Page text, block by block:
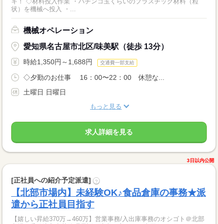
状）を機械へ投入 ・...
機械オペレーション
愛知県名古屋市北区/味美駅（徒歩 13分）
時給1,350円～1,688円 交通費一部支給
◇夕勤のお仕事 16：00〜22：00 休憩な...
土曜日 日曜日
もっと見る
求人詳細を見る
3日以内公開
[正社員への紹介予定派遣] ?
【北部市場内】未経験OK♪食品倉庫の事務★派
遣から正社員目指す
【嬉しい昇給370万→460万】営業事務/入出庫事務のオシゴト＠北部